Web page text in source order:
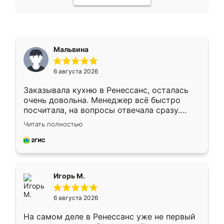
Мальвина
6 августа 2026
Заказывала кухню в Ренессанс, осталась
очень довольна. Менеджер всё быстро
посчитала, на вопросы отвечала сразу.
Замерщик приехал в субботу, подошёл к
делу со всей ответственностью. Собрали
за день, ребята работали аккуратно, даже
Читать полностью
Игорь М.
6 августа 2026
На самом деле в Ренессанс уже не первый